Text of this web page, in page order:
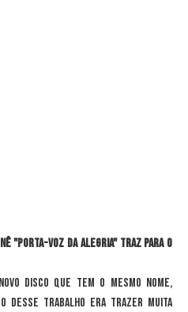
"Porta-Voz da Alegria" traz para o
disco que tem o mesmo nome,
desse trabalho era trazer muita